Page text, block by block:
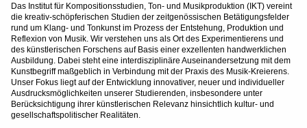
Das Institut für Kompositionsstudien, Ton- und Musikproduktion (IKT) vereint
die kreativ-schöpferischen Studien der zeitgenössischen Betätigungsfelder
rund um Klang- und Tonkunst im Prozess der Entstehung, Produktion und
Reflexion von Musik. Wir verstehen uns als Ort des Experimentierens und
des künstlerischen Forschens auf Basis einer exzellenten handwerklichen
Ausbildung. Dabei steht eine interdisziplinäre Auseinandersetzung mit dem
Kunstbegriff maßgeblich in Verbindung mit der Praxis des Musik-Kreierens.
Unser Fokus liegt auf der Entwicklung innovativer, neuer und individueller
Ausdrucksmöglichkeiten unserer Studierenden, insbesondere unter
Berücksichtigung ihrer künstlerischen Relevanz hinsichtlich kultur- und
gesellschaftspolitischer Realitäten.